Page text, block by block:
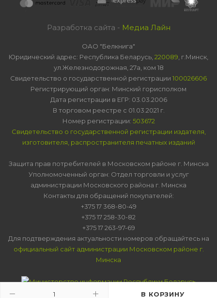
В КОРЗИНУ
Разработка сайта - Медиа Лайн
ОАО "Белкнига"
Юридический адрес: Республика Беларусь, 220089 , г.Минск,
ул.Железнодорожная, 27а, ком 18
Свидетельство о государственной регистрации 100026606
Регистрирующий орган: Минский горисполком
Дата регистрации в ЕГР: 03.03.2006
В торговом реестре с 01.03.2021 г.
Номер регистрации: 503672
Свидетельство о государственной регистрации издателя,
изготовителя, распространителя печатных изданий
Защита прав потребителей в Московском районе г. Минска
Уполномоченный орган: Отдел торговли и услуг
администрации Московского района г. Минска
Контакты для обращений покупателей:
+375 17 368-80-49
+375 17 258-30-82
+375 17 263-97-69
Для подтверждения актуальности номеров обращайтесь на
официальный сайт администрации Московском районе г.
Минска